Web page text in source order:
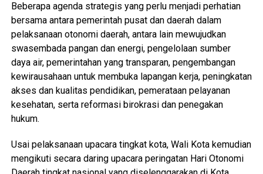
Beberapa agenda strategis yang perlu menjadi perhatian
bersama antara pemerintah pusat dan daerah dalam
pelaksanaan otonomi daerah, antara lain mewujudkan
swasembada pangan dan energi, pengelolaan sumber
daya air, pemerintahan yang transparan, pengembangan
kewirausahaan untuk membuka lapangan kerja, peningkatan
akses dan kualitas pendidikan, pemerataan pelayanan
kesehatan, serta reformasi birokrasi dan penegakan
hukum.
Usai pelaksanaan upacara tingkat kota, Wali Kota kemudian
mengikuti secara daring upacara peringatan Hari Otonomi